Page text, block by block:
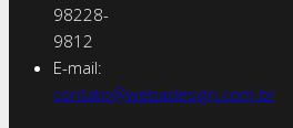
98228-
9812
E-mail:
contato@webadesign.com.br